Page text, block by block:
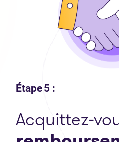
Étape 5 :
Acquittez-